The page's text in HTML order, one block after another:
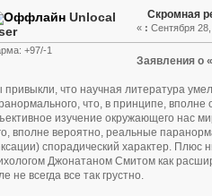
Unlocal
+97/-1
Скромная
« : Сентября
Заявления о
что научная литература
что, в принципе,
изучение окружающего нас
вполне вероятно, реальные
спорадический характер. Плюс
Джонатаном Смитом как
не всегда все так грустно.